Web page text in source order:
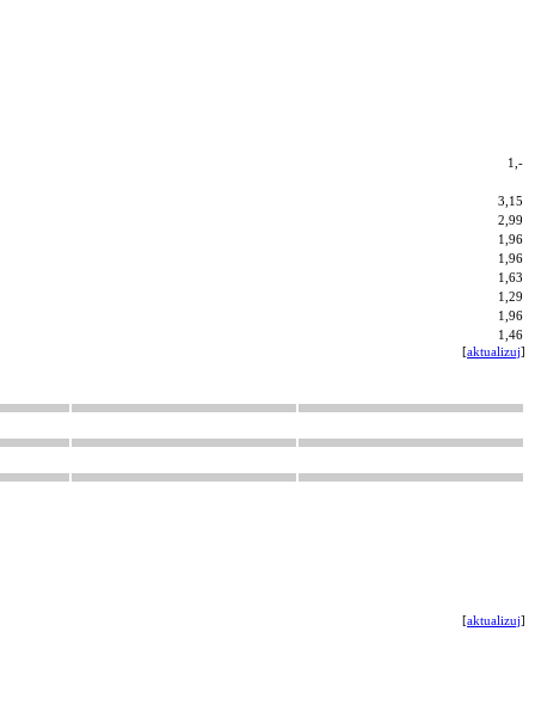
1,-
3,15
2,99
1,96
1,96
1,63
1,29
1,96
1,46
[aktualizuj]
[aktualizuj]